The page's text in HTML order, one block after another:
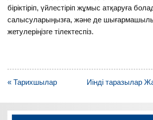
біріктіріп, үйлестіріп жұмыс атқаруға
салысуларыңызға, және де
жетулеріңізге тілектеспіз.
Навигация
записям
« Тарихшылар Иінді таразылар